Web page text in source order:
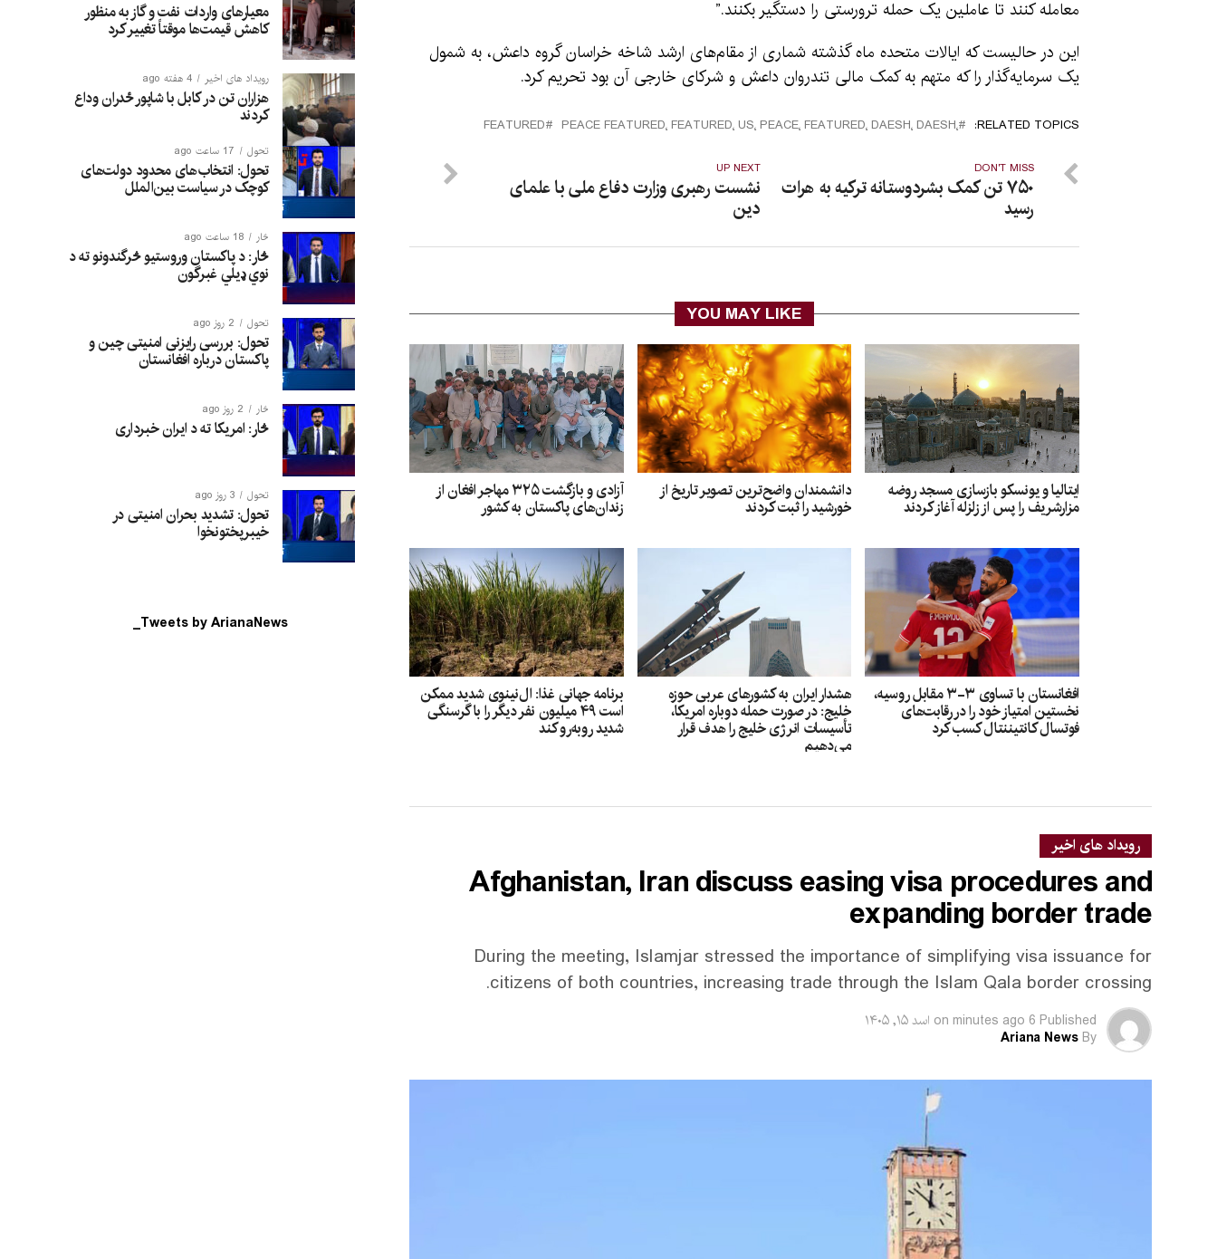
معامله کنند تا عاملین یک حمله ترورستی را دستگیر بکنند.”
این در حالیست که ایالات متحده ماه گذشته شماری از مقام‌های ارشد شاخه خراسان گروه داعش، به شمول
یک سرمایه‌گذار را که متهم به کمک مالی تندروان داعش و شرکای خارجی آن بود تحریم کرد.
RELATED TOPICS: DAESH٬ DAESH٬ FEATURED٬ PEACE٬ US٬ FEATURED٬ FEATURED٬ PEACE FEATURED
UP NEXT
نشست رهبری وزارت دفاع ملی با علمای
دین
DON'T MISS
۷۵۰ تن کمک بشردوستانه ترکیه به هرات
رسید
YOU MAY LIKE
ایتالیا و یونسکو بازسازی مسجد روضه
مزارشریف را پس از زلزله آغاز کردند
دانشمندان واضح‌ترین تصویر تاریخ از
خورشید را ثبت کردند
آزادی و بازگشت ۳۲۵ مهاجر افغان از
زندان‌های پاکستان به کشور
افغانستان با تساوی ۳-۳ مقابل روسیه،
نخستین امتیاز خود را در رقابت‌های
فوتسال کانتیننتال کسب کرد
هشدار ایران به کشورهای عربی حوزه
خلیج: در صورت حمله دوباره امریکا،
تأسیسات انرژی خلیج را هدف قرار
می‌دهیم
برنامه جهانی غذا: ال‌نینوی شدید ممکن
است ۴۹ میلیون نفر دیگر را با گرسنگی
شدید روبه‌رو کند
رویداد های اخیر
Afghanistan, Iran discuss easing visa procedures and
expanding border trade
During the meeting, Islamjar stressed the importance of simplifying visa issuance for
citizens of both countries, increasing trade through the Islam Qala border crossing.
Published
6 minutes ago
on اسد ۱۵, ۱۴۰۵
By
Ariana News
معیارهای واردات نفت و گاز به منظور
کاهش قیمت‌ها موقتاً تغییر کرد
رویداد های اخیر 4 هفته ago
هزاران تن در کابل با شاپور ځدران وداع
کردند
تحول 17 ساعت ago
تحول: انتخاب‌های محدود دولت‌های
کوچک در سیاست بین‌الملل
څار 18 ساعت ago
څار: د پاکستان وروستیو څرگندونو ته د
نوي ډیلي غبرگون
تحول 2 روز ago
تحول: بررسی رایزنی امنیتی چین و
پاکستان درباره افغانستان
څار 2 روز ago
څار: امریکا ته د ایران خبرداری
تحول 3 روز ago
تحول: تشدید بحران امنیتی در
خیبرپختونخوا
Tweets by ArianaNews_